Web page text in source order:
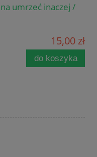
umrzeć inaczej /
15,00 zł
do koszyka